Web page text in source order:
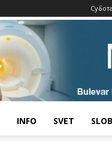
INFO SVET